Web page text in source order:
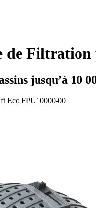
de Filtration
jusqu’à 10
Eco FPU10000-00